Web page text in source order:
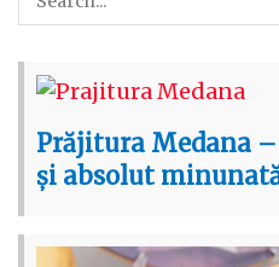
Prăjitura Medana
și absolut